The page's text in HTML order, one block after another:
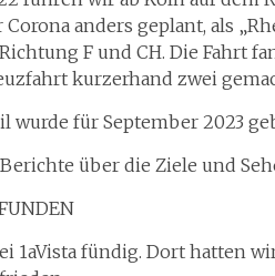
anders geplant, als
F und CH. Die Fahrt
kurzerhand zwei
wurde für September 2023
über die Ziele und
1aVista fündig. Dort hatten